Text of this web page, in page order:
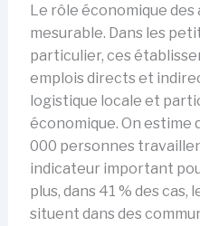
Le rôle économique
mesurable. Dans les
particulier, ces
emplois directs et
logistique locale et
économique. On estime
000 personnes
indicateur important
plus, dans 41 % des cas,
situent dans des